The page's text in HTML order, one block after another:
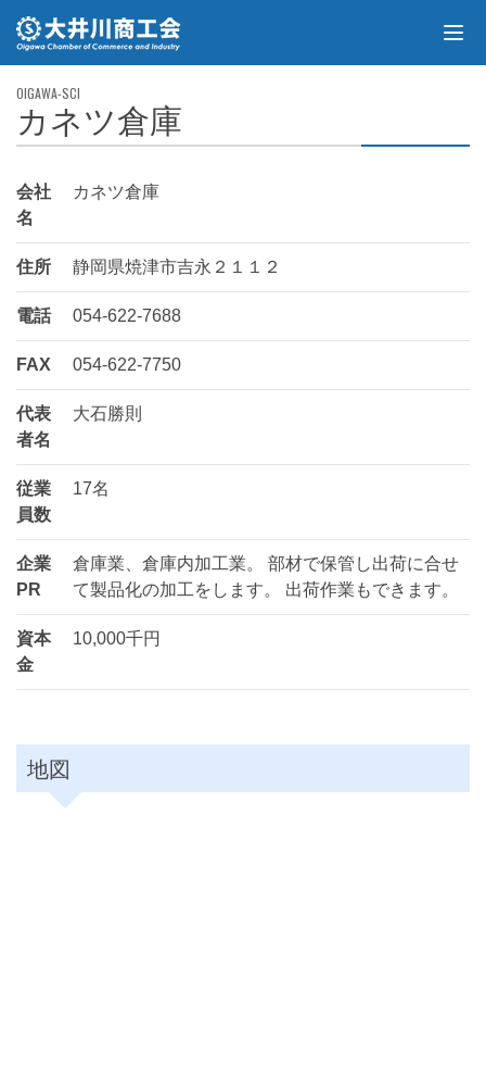
カネツ倉庫
会社
名
カネツ倉庫
住所 静岡県焼津市吉永２１１２
電話 054-622-7688
FAX 054-622-7750
代表
者名
大石勝則
従業
員数
17名
企業
PR
倉庫業、倉庫内加工業。 部材で保管し出荷に合せ
て製品化の加工をします。 出荷作業もできます。
資本
金
10,000千円
地図